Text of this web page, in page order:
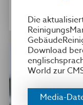
am ersten
Die
Download
World zur
Media-